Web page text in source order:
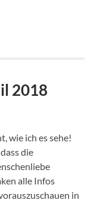
2018
wie ich es sehe!
die
alle Infos
in